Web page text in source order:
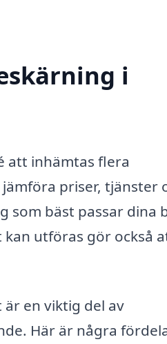
i
att inhämtas flera
priser, tjänster
som bäst passar dina
utföras gör också
en viktig del av
Här är några